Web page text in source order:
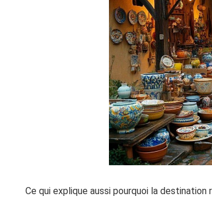
Ce qui explique aussi pourquoi la